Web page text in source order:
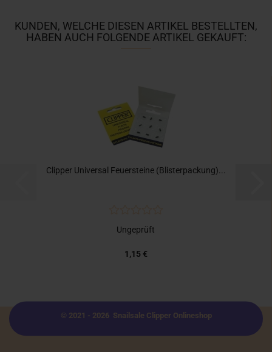
KUNDEN, WELCHE DIESEN ARTIKEL BESTELLTEN,
HABEN AUCH FOLGENDE ARTIKEL GEKAUFT:
Clipper Universal Feuersteine (Blisterpackung)...
Ungeprüft
1,15 €
© 2021 - 2026 Snailsale Clipper Onlineshop